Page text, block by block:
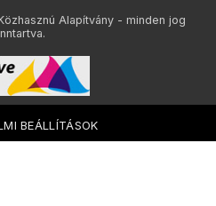
Alapítvány - minden jog
BEÁLLÍTÁSOK